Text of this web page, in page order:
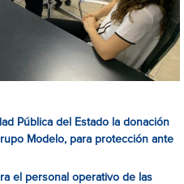
Pública del Estado la donación
Modelo, para protección ante
el personal operativo de las